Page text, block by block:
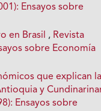
Ensayos sobre
en Brasil , Revista
sobre Economía
que explican
y
Ensayos sobre